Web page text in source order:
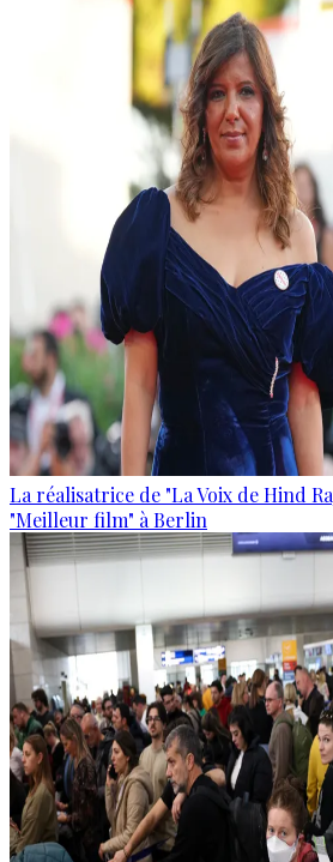
La réalisatrice de "La Voix de Hind
"Meilleur film" à Berlin